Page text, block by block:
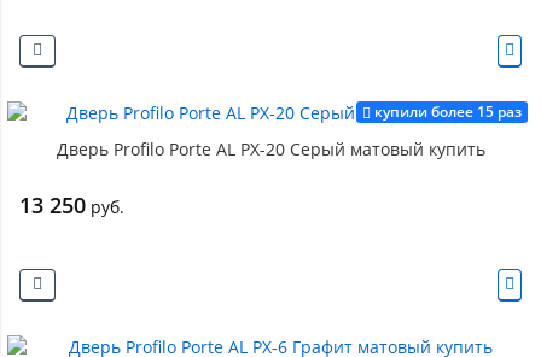
купили более 15 раз
Дверь Profilo Porte AL PX-20 Серый матовый купить
13 250 руб.